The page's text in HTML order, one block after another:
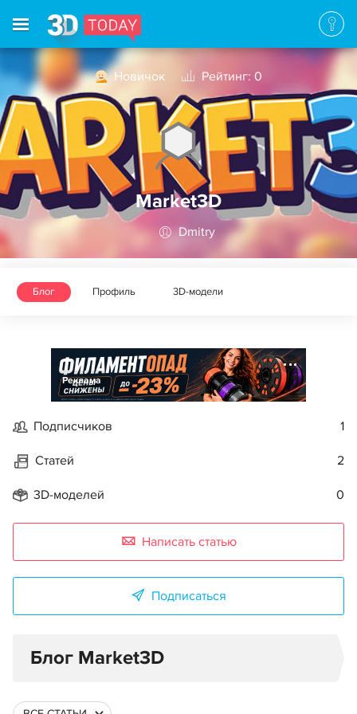
Новичок Рейтинг: 0
Market3D
Dmitry
Блог Профиль 3D-модели
Реклама
Подписчиков 1
Статей 2
3D-моделей 0
Написать статью
Подписаться
Блог Market3D